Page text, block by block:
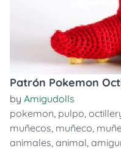
Patrón Pokemon
by Amigudolls
pokemon, pulpo,
muñecos, muñeco,
animales, animal,